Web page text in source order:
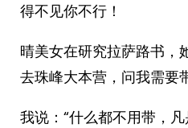
得不见你不行！
晴美女在研究拉萨路书，
去珠峰大本营，问我需要
我说：“什么都不用带，